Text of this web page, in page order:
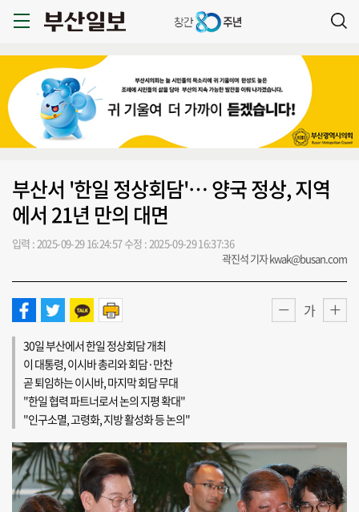
부산서 '한일 정상회담'… 양국 정상, 지역
에서 21년 만의 대면
입력 : 2025-09-29 16:24:57수정 : 2025-09-29 16:37:36
곽진석 기자 kwak@busan.com
가
30일 부산에서 한일 정상회담 개최
이 대통령, 이시바 총리와 회담·만찬
곧 퇴임하는 이시바, 마지막 회담 무대
"한일 협력 파트너로서 논의 지평 확대"
"인구소멸, 고령화, 지방 활성화 등 논의"